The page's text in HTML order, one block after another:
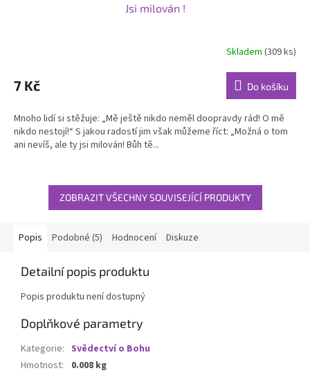
Jsi milován !
produktu
je
z
5
hvězdiček.
Skladem(309 ks)
7 Kč Do košíku
Mnoho lidí si stěžuje: „Mě ještě nikdo neměl doopravdy rád! O mě
nikdo nestojí!“ S jakou radostí jim však můžeme říct: „Možná o tom
ani nevíš, ale ty jsi milován! Bůh tě...
ZOBRAZIT VŠECHNY SOUVISEJÍCÍ PRODUKTY
Popis Podobné (5) Hodnocení Diskuze
Detailní popis produktu
Popis produktu není dostupný
Doplňkové parametry
Kategorie: Svědectví o Bohu
Hmotnost: 0.008 kg